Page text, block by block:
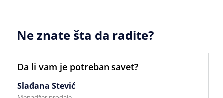
Ne znate šta da radite?
Da li vam je potreban savet?
Slađana Stević